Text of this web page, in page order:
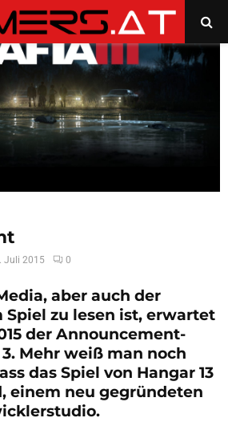
Juli 2015 0
aber auch der
Spiel zu lesen ist, erwartet
der Announcement-
Mehr weiß man noch
das Spiel von Hangar 13
einem neu gegründeten